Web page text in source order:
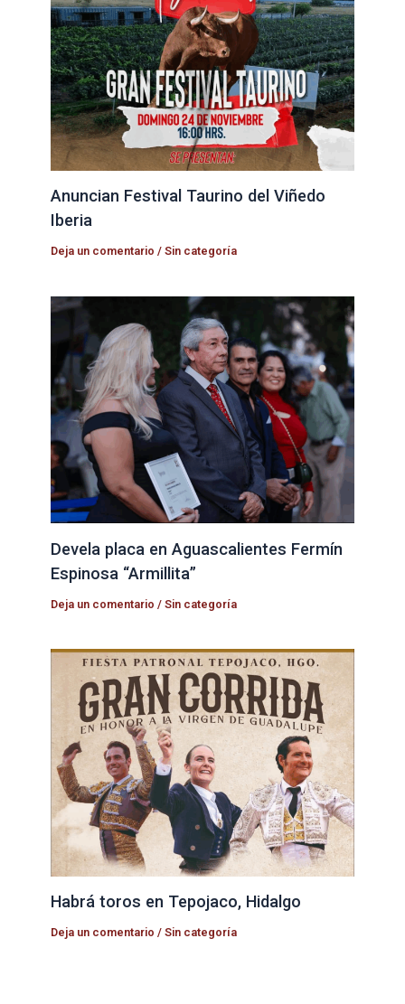
Anuncian Festival Taurino del Viñedo
Iberia
Deja un comentario /Sin categoría
Devela placa en Aguascalientes Fermín
Espinosa “Armillita”
Deja un comentario /Sin categoría
Habrá toros en Tepojaco, Hidalgo
Deja un comentario /Sin categoría